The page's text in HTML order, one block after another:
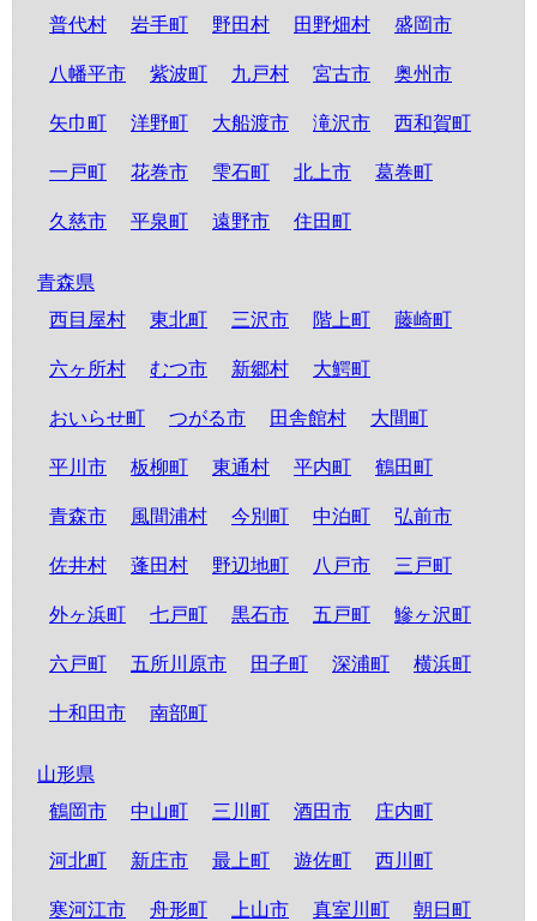
普代村 岩手町 野田村 田野畑村 盛岡市
八幡平市 紫波町 九戸村 宮古市 奥州市
矢巾町 洋野町 大船渡市 滝沢市 西和賀町
一戸町 花巻市 雫石町 北上市 葛巻町
久慈市 平泉町 遠野市 住田町
青森県
西目屋村
東北町 三沢市 階上町 藤崎町
六ヶ所村 むつ市 新郷村 大鰐町
おいらせ町 つがる市 田舎館村 大間町
平川市 板柳町 東通村 平内町 鶴田町
青森市 風間浦村 今別町 中泊町 弘前市
佐井村 蓬田村 野辺地町 八戸市 三戸町
外ヶ浜町 七戸町 黒石市 五戸町 鰺ヶ沢町
六戸町 五所川原市 田子町 深浦町 横浜町
十和田市 南部町
山形県
鶴岡市
中山町 三川町 酒田市 庄内町
河北町 新庄市 最上町 遊佐町 西川町
寒河江市 舟形町 上山市 真室川町 朝日町